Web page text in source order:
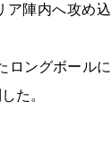
ア陣内へ攻め込
ロングボールに
た。